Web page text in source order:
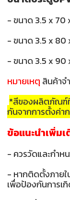
- ขนาด 3.5 x 70
- ขนาด 3.5 x 80
- ขนาด 3.5 x 90
หมายเหตุ สินค้าจ
*สีของผลิตภัณฑ์
กันจากการตั้งค่า
ข้อแนะนำเพิ่มเ
- ควรวัดและกำห
- หากติดตั้งภาย
เพื่อป้องกันการเ